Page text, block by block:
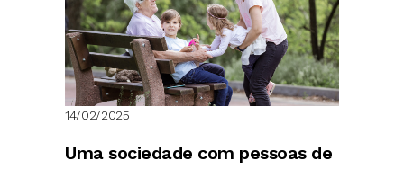
14/02/2025
Uma sociedade com pessoas de